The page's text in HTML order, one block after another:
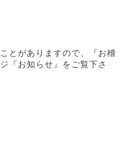
とがありますので、『お稽
『お知らせ』をご覧下さ